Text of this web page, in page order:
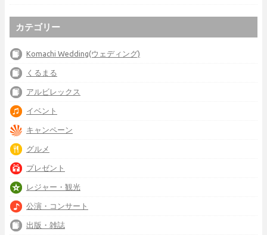
カテゴリー
Komachi Wedding(ウェディング)
くるまる
アルビレックス
イベント
キャンペーン
グルメ
プレゼント
レジャー・観光
公演・コンサート
出版・雑誌